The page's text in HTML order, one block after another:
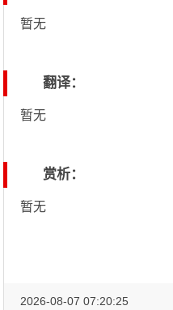
暂无
翻译：
暂无
赏析：
暂无
2026-08-07 07:20:25